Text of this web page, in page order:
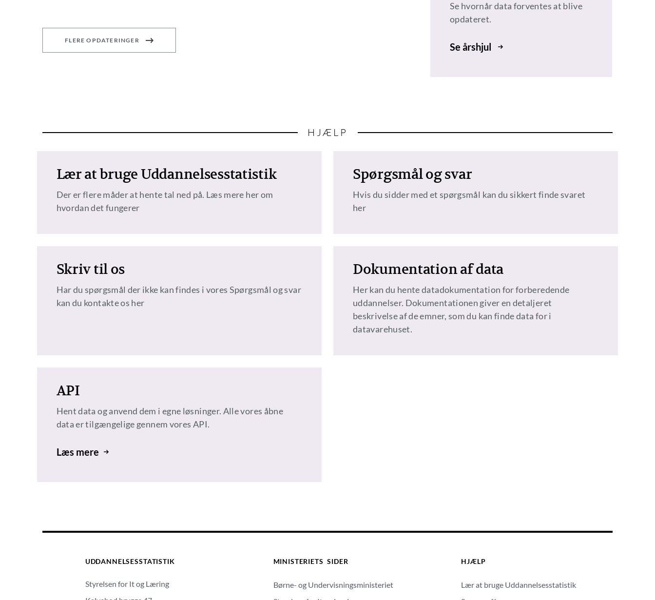
FLERE OPDATERINGER
Se hvornår data forventes at blive
opdateret.
Se årshjul
HJÆLP
Lær at bruge Uddannelsesstatistik
Der er flere måder at hente tal ned på. Læs mere her om
hvordan det fungerer
Spørgsmål og svar
Hvis du sidder med et spørgsmål kan du sikkert finde svaret
her
Skriv til os
Har du spørgsmål der ikke kan findes i vores Spørgsmål og svar
kan du kontakte os her
Dokumentation af data
Her kan du hente datadokumentation for forberedende
uddannelser. Dokumentationen giver en detaljeret
beskrivelse af de emner, som du kan finde data for i
datavarehuset.
API
Hent data og anvend dem i egne løsninger. Alle vores åbne
data er tilgængelige gennem vores API.
Læs mere
UDDANNELSESSTATISTIK
Styrelsen for It og Læring
MINISTERIETS SIDER
Børne- og Undervisningsministeriet
HJÆLP
Lær at bruge Uddannelsesstatistik